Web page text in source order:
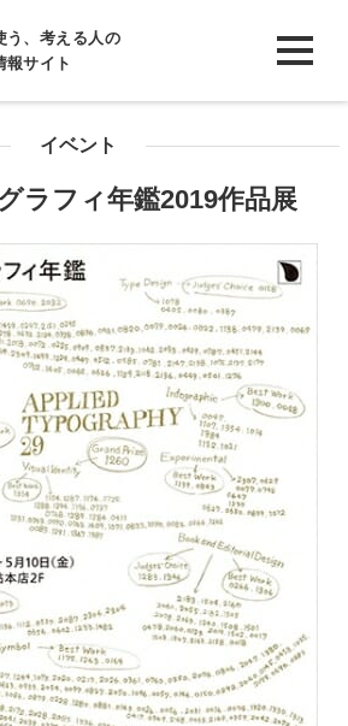
う、考える人の
報サイト
イベント
ラフィ年鑑2019作品展